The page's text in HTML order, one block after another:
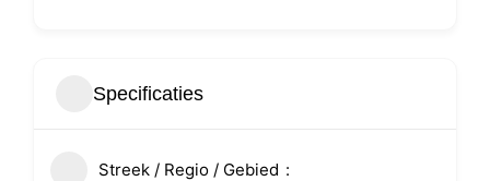
Specificaties
Streek / Regio / Gebied